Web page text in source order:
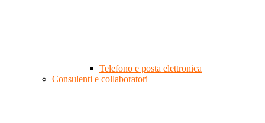
Telefono e posta elettronica
Consulenti e collaboratori